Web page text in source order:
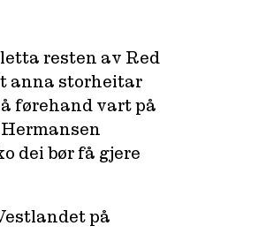
resten av Red
anna storheitar
førehand vart på
dei bør få gjere
på